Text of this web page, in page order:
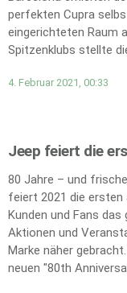
perfekten Cupra
eingerichteten Raum
Spitzenklubs stellte
4. Februar 2021, 00:33
Jeep feiert die
80 Jahre – und
feiert 2021 die ersten
Kunden und Fans
Aktionen und
Marke näher
neuen "80th